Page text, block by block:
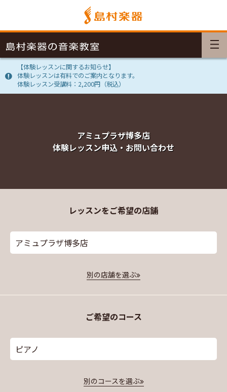
【体験レッスンに関するお知らせ】
体験レッスンは有料でのご案内となります。
体験レッスン受講料：2,200円（税込）
アミュプラザ博多店
体験レッスン申込・お問い合わせ
レッスンをご希望の店舗
アミュプラザ博多店
別の店舗を選ぶ
ご希望のコース
ピアノ
別のコースを選ぶ